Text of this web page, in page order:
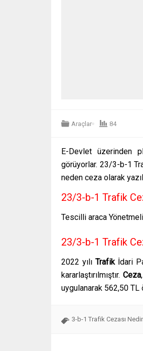
Araçlar 84
E-Devlet üzerinden
görüyorlar. 23/3-b-1
neden ceza olarak
23/3-b-1 Trafik
Tescilli araca
23/3-b-1 Trafik
2022 yılı Trafikİdari
kararlaştırılmıştır.Ceza
uygulanarak 562,50 TL
3-b-1 Trafik Cezası Nedir